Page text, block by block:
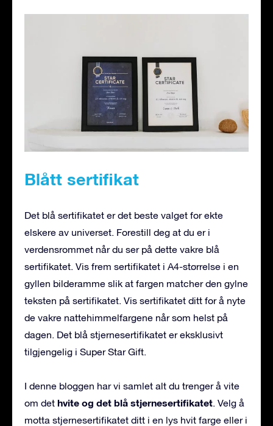
Blått sertifikat
Det blå sertifikatet er det beste valget for ekte
elskere av universet. Forestill deg at du er i
verdensrommet når du ser på dette vakre blå
sertifikatet. Vis frem sertifikatet i A4-størrelse i en
gyllen bilderamme slik at fargen matcher den gylne
teksten på sertifikatet. Vis sertifikatet ditt for å nyte
de vakre nattehimmelfargene når som helst på
dagen. Det blå stjernesertifikatet er eksklusivt
tilgjengelig i Super Star Gift.
I denne bloggen har vi samlet alt du trenger å vite
om det hvite og det blå stjernesertifikatet. Velg å
motta stjernesertifikatet ditt i en lys hvit farge eller i